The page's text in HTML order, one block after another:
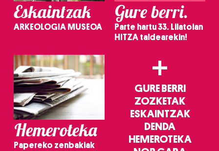
Eskaintzak
ARKEOLOGIA MUSEOA
Gure berri.
Parte hartu 33. Lilatoian
HITZA taldearekin!
Hemeroteka
Papereko zenbakiak
+
GURE BERRI
ZOZKETAK
ESKAINTZAK
DENDA
HEMEROTEKA